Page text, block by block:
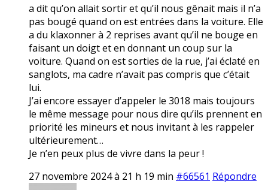
a dit qu’on allait sortir et qu’il nous gênait mais il n’a
pas bougé quand on est entrées dans la voiture. Elle
a du klaxonner à 2 reprises avant qu’il ne bouge en
faisant un doigt et en donnant un coup sur la
voiture. Quand on est sorties de la rue, j’ai éclaté en
sanglots, ma cadre n’avait pas compris que c’était
lui.
J’ai encore essayer d’appeler le 3018 mais toujours
le même message pour nous dire qu’ils prennent en
priorité les mineurs et nous invitant à les rappeler
ultérieurement…
Je n’en peux plus de vivre dans la peur !
27 novembre 2024 à 21 h 19 min #66561 Répondre